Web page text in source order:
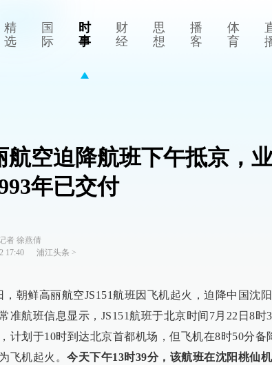
精
选
国
际
时
事
财
经
思
想
播
客
体
育
航空迫降航班下午抵京，
年已交付
者 徐燕倩
17:40
浦江头条 >
，朝鲜高丽航空JS151航班因飞机起火，迫降中国沈阳
准航班信息显示，JS151航班于北京时间7月22日8时
计划于10时到达北京首都机场，但飞机在8时50分备
飞机起火。 今天下午13时39分，该航班在沈阳桃仙